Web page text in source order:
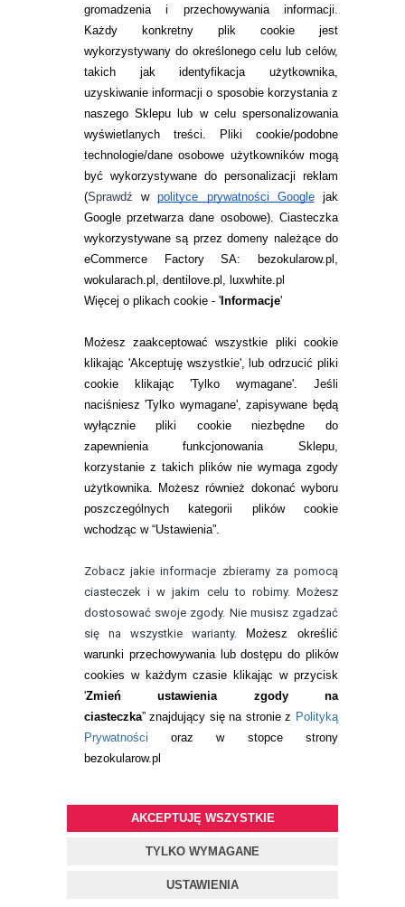
gromadzenia i przechowywania informacji.
Każdy konkretny plik cookie jest
wykorzystywany do określonego celu lub celów,
takich jak identyfikacja użytkownika,
uzyskiwanie informacji o sposobie korzystania z
naszego Sklepu lub w celu spersonalizowania
wyświetlanych treści.
Pliki cookie/podobne
technologie/dane osobowe użytkowników mogą
być wykorzystywane do personalizacji reklam
(Sprawdźwpolityce prywatności Googlejak
Google przetwarza dane osobowe). Ciasteczka
wykorzystywane są przez domeny należące do
eCommerce Factory SA: bezokularow.pl,
wokularach.pl, dentilove.pl, luxwhite.pl
Więcej o plikach cookie - 'Informacje'
Możesz zaakceptować wszystkie pliki cookie
klikając 'Akceptuję wszystkie', lub odrzucić pliki
cookie klikając 'Tylko wymagane'. Jeśli
naciśniesz 'Tylko wymagane', zapisywane będą
wyłącznie pliki cookie niezbędne do
zapewnienia funkcjonowania Sklepu,
korzystanie z takich plików nie wymaga zgody
użytkownika. Możesz również dokonać wyboru
poszczególnych kategorii plików cookie
wchodząc w “Ustawienia”.
Zobacz jakie informacje zbieramy za pomocą
ciasteczek i w jakim celu to robimy. Możesz
dostosować swoje zgody. Nie musisz zgadzać
się na wszystkie warianty.
Możesz określić
warunki przechowywania lub dostępu do plików
cookies w każdym czasie klikając w przycisk
'Zmień ustawienia zgody na
ciasteczka” znajdujący się na stronie z Polityką
Prywatności oraz w stopce strony
bezokularow.pl
AKCEPTUJĘ WSZYSTKIE
TYLKO WYMAGANE
USTAWIENIA
INFORMACJE KONTAKTOWE
JAK ZAMAWIAĆ?
ZWROTY I REKLAMACJA
WARUNKI ZAKUPÓW
RANKINGI SOCZEWEK
SOCZEWKI KOLOROWE
Zwrot (odstąpienie od umowy)
ZMIEŃ USTAWIENIA ZGODY NA CIASTECZKA
KONTAKT
telefon:
22 113 44 42
telefon:
732 08 08 72
kontakt@bezokularow.pl
BEZOKULARÓW.PL | soczewki kontaktowe i płyny